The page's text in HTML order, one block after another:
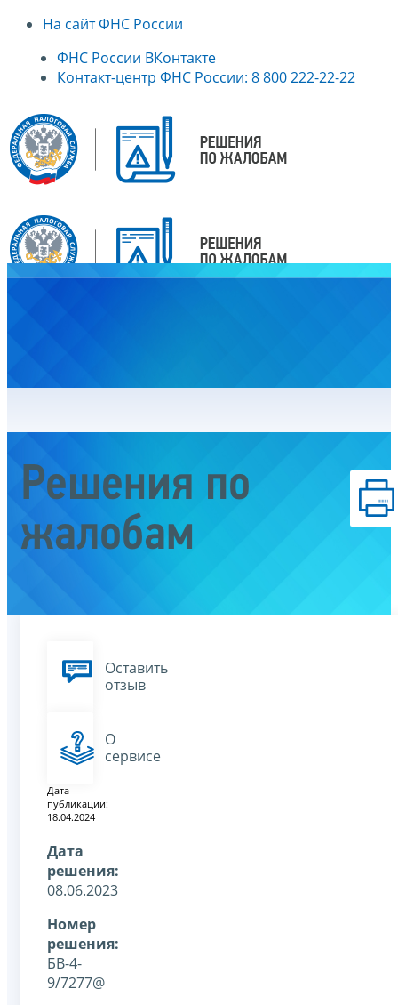
На сайт ФНС России
ФНС России ВКонтакте
Контакт-центр ФНС России: 8 800 222-22-22
Решения по
жалобам
Оставить
отзыв
О
сервисе
Дата
публикации:
18.04.2024
Дата
решения:
08.06.2023
Номер
решения:
БВ-4-
9/7277@